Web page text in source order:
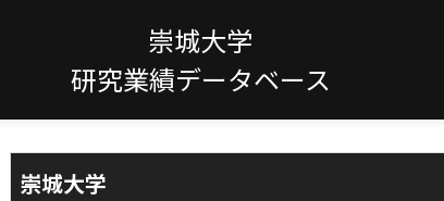
崇城大学
研究業績データベース
崇城大学